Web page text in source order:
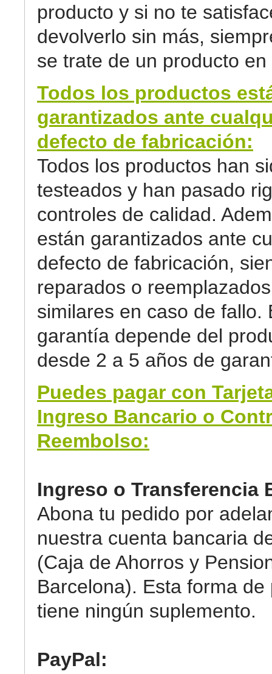
producto y si no te
devolverlo sin más,
se trate de un producto en
Todos los productos
garantizados ante
defecto de fabricación:
Todos los productos han
testeados y han pasado
controles de calidad.
están garantizados ante
defecto de fabricación,
reparados o
similares en caso de fallo.
garantía depende del
desde 2 a 5 años de
Puedes pagar con
Ingreso Bancario o
Reembolso:
Ingreso o Transferencia
Abona tu pedido por
nuestra cuenta bancaria
(Caja de Ahorros y
Barcelona). Esta forma de
tiene ningún suplemento.
PayPal: